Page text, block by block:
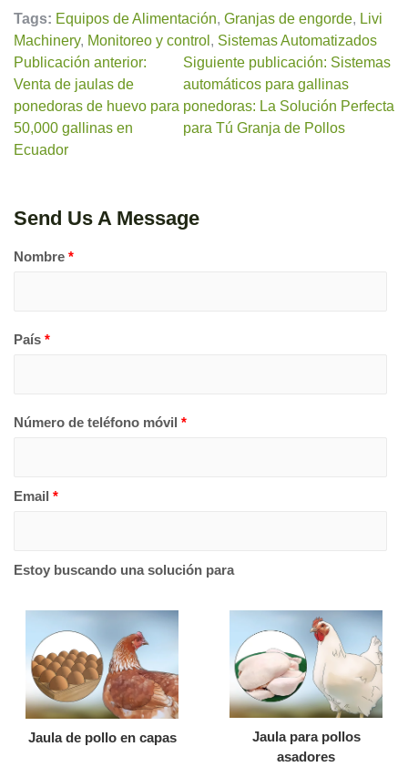
Tags: Equipos de Alimentación, Granjas de engorde, Livi
Machinery, Monitoreo y control , Sistemas Automatizados
Publicación anterior:
Venta de jaulas de
ponedoras de huevo para
50,000 gallinas en
Ecuador
Siguiente publicación: Sistemas
automáticos para gallinas
ponedoras: La Solución Perfecta
para Tú Granja de Pollos
Send Us A Message
Nombre *
País *
Número de teléfono móvil *
Email *
Estoy buscando una solución para
Jaula de pollo en capas
Jaula para pollos
asadores